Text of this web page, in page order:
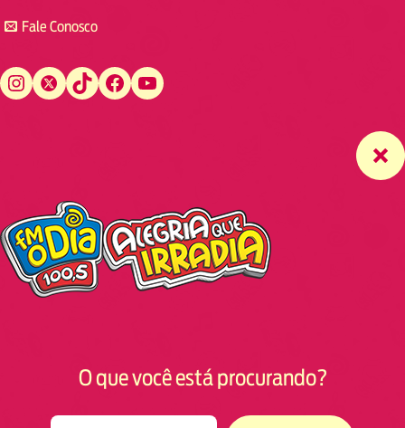
Fale Conosco
Instagram Twitter TikTok Facebook YouTube
O que você está procurando?